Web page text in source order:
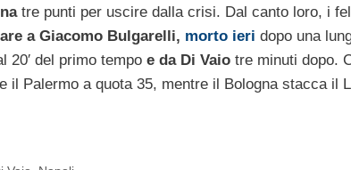
tre punti per uscire dalla crisi. Dal canto loro, i
a Giacomo Bulgarelli, morto ieri dopo una
20′ del primo tempo e da Di Vaio tre minuti dopo.
il Palermo a quota 35, mentre il Bologna stacca il